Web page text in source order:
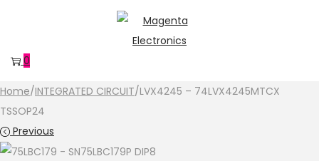
navigation
content
0
Home/INTEGRATED CIRCUIT/LVX4245 – 74LVX4245MTCX
TSSOP24
Previous